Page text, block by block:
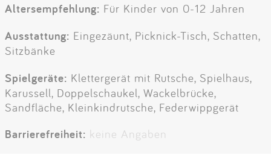
Altersempfehlung: Für Kinder von 0-12 Jahren
Ausstattung: Eingezäunt, Picknick-Tisch, Schatten,
Sitzbänke
Spielgeräte: Klettergerät mit Rutsche, Spielhaus,
Karussell, Doppelschaukel, Wackelbrücke,
Sandfläche, Kleinkindrutsche, Federwippgerät
Barrierefreiheit: keine Angaben